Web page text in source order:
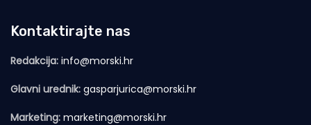
Kontaktirajte nas
Redakcija: info@morski.hr
Glavni urednik: gasparjurica@morski.hr
Marketing: marketing@morski.hr